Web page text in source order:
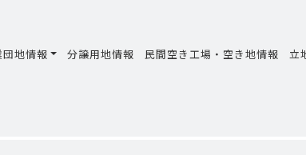
団地情報 分譲用地情報 民間空き工場・空き地情報 立